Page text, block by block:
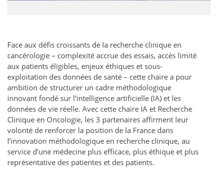
Face aux défis croissants de la recherche clinique en
cancérologie – complexité accrue des essais, accès limité
aux patients éligibles, enjeux éthiques et sous-
exploitation des données de santé – cette chaire a pour
ambition de structurer un cadre méthodologique
innovant fondé sur l’intelligence artificielle (IA) et les
données de vie réelle. Avec cette chaire IA et Recherche
Clinique en Oncologie, les 3 partenaires affirment leur
volonté de renforcer la position de la France dans
l’innovation méthodologique en recherche clinique, au
service d’une médecine plus efficace, plus éthique et plus
représentative des patientes et des patients.